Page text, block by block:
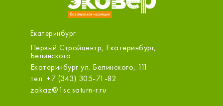
Екатеринбург
Первый Стройцентр, Екатеринбург,
Белинского
Екатеринбург ул. Белинского, 111
тел: +7 (343) 305-71-82
zakaz@1sc.saturn-r.ru